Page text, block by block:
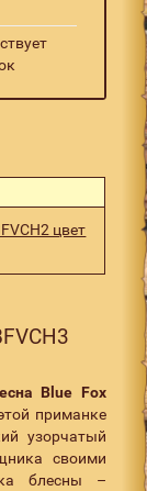
цвет
Blue Fox
приманке
узорчатый
своими
блесны –